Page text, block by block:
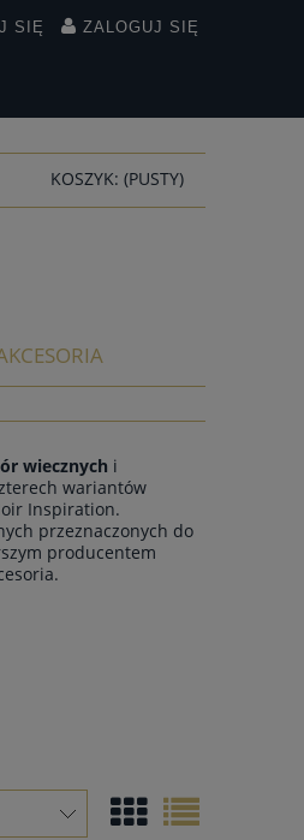
SIĘ ZALOGUJ SIĘ
KOSZYK: (PUSTY)
wiecznych i
wariantów
Inspiration.
przeznaczonych do
producentem